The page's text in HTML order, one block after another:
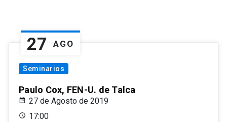
27 AGO
Seminarios
Paulo Cox, FEN-U. de Talca
27 de Agosto de 2019
17:00